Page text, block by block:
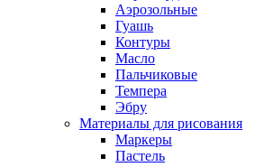
Аэрозольные
Гуашь
Контуры
Масло
Пальчиковые
Темпера
Эбру
Материалы для рисования
Маркеры
Пастель